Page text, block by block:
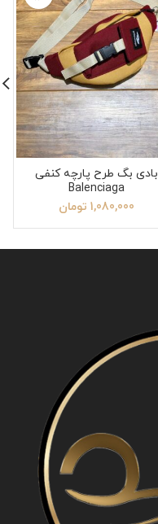
بادی بگ طرح پارچه کنفی
Balenciaga
1,080,000 تومان